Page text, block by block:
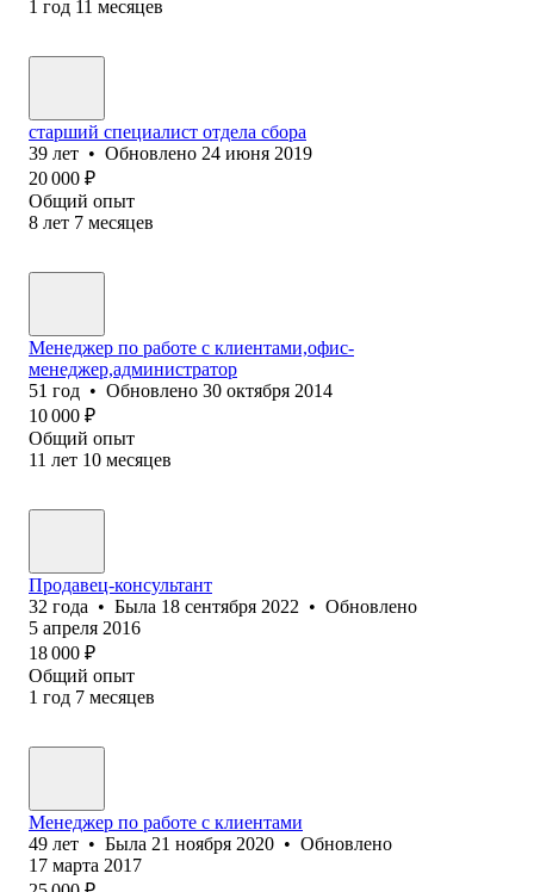
1 год 11 месяцев
старший специалист отдела сбора
39 лет • Обновлено 24 июня 2019
20 000 ₽
Общий опыт
8 лет 7 месяцев
Менеджер по работе с клиентами,офис-
менеджер,администратор
51 год • Обновлено 30 октября 2014
10 000 ₽
Общий опыт
11 лет 10 месяцев
Продавец-консультант
32 года • Была 18 сентября 2022 • Обновлено
5 апреля 2016
18 000 ₽
Общий опыт
1 год 7 месяцев
Менеджер по работе с клиентами
49 лет • Была 21 ноября 2020 • Обновлено
17 марта 2017